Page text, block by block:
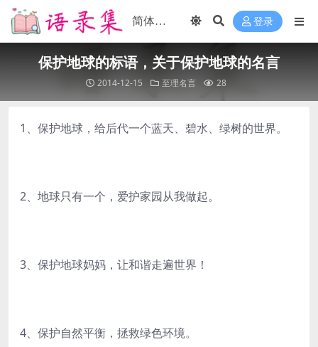
登录
保护地球的标语，关于保护地球的名言
2014-12-15 至理名言 28
1、保护地球，给后代一个蓝天、碧水、绿树的世界。
2、地球只有一个，爱护家园从我做起。
3、保护地球妈妈，让和谐走遍世界！
4、保护自然平衡，拯救绿色环境。